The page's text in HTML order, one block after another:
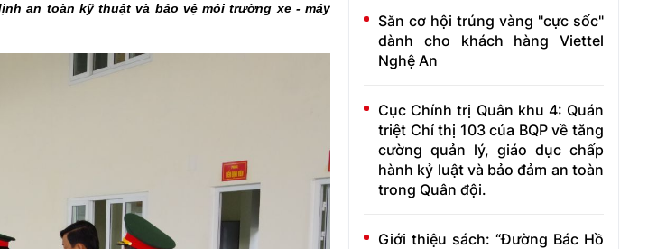
an toàn kỹ thuật và bảo vệ môi trường xe - máy
Săn cơ hội trúng vàng "cực sốc"
dành cho khách hàng Viettel
Nghệ An
Cục Chính trị Quân khu 4: Quán
triệt Chỉ thị 103 của BQP về tăng
cường quản lý, giáo dục chấp
hành kỷ luật và bảo đảm an toàn
trong Quân đội.
Giới thiệu sách: “Đường Bác Hồ